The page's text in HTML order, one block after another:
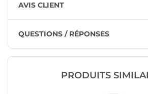
AVIS CLIENT
QUESTIONS / RÉPONSES
PRODUITS